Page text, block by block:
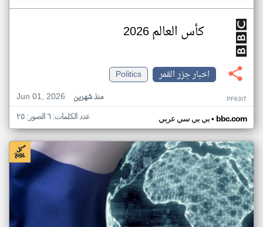
كأس العالم 2026
اخبار جزر القمر
Politics
Jun 01, 2026
منذ شهرين PF63IT
بي بي سي عربي• bbc.com عدد الكلمات: ٦ الصور: ٢٥